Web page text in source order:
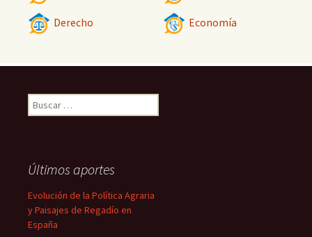
Derecho Economía
Buscar:
Últimos aportes
Evolución de la Política Agraria
y Paisajes de Regadío en
España